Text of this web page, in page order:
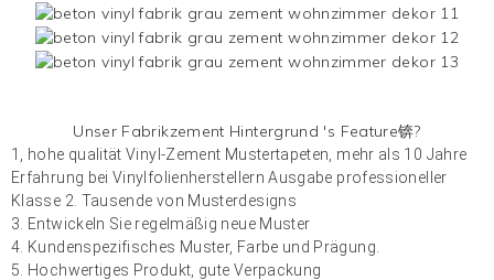
Unser Fabrikzement Hintergrund 's Feature锛?
1, hohe qualitätVinyl-Zement Mustertapeten, mehr als 10 Jahre
Erfahrung bei Vinylfolienherstellern Ausgabe professioneller
Klasse 2. Tausende von Musterdesigns
3. Entwickeln Sie regelmäßig neue Muster
4. Kundenspezifisches Muster, Farbe und Prägung.
5. Hochwertiges Produkt, gute Verpackung